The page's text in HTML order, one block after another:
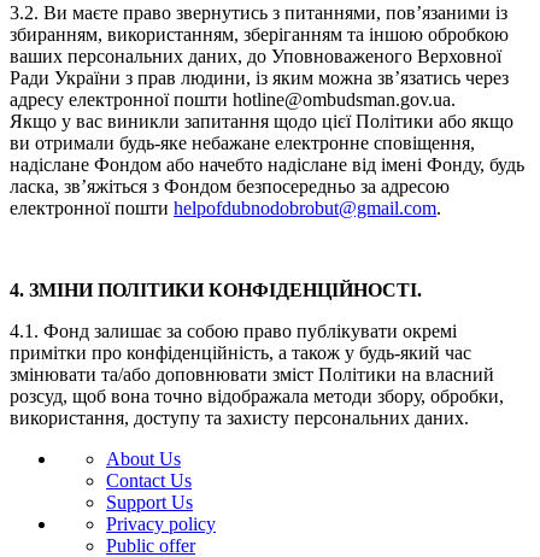
3.2. Ви маєте право звернутись з питаннями, пов’язаними із
збиранням, використанням, зберіганням та іншою обробкою
ваших персональних даних, до Уповноваженого Верховної
Ради України з прав людини, із яким можна зв’язатись через
адресу електронної пошти hotline@ombudsman.gov.ua.
Якщо у вас виникли запитання щодо цієї Політики або якщо
ви отримали будь-яке небажане електронне сповіщення,
надіслане Фондом або начебто надіслане від імені Фонду, будь
ласка, зв’яжіться з Фондом безпосередньо за адресою
електронної пошти helpofdubnodobrobut@gmail.com.
4. ЗМІНИ ПОЛІТИКИ КОНФІДЕНЦІЙНОСТІ.
4.1. Фонд залишає за собою право публікувати окремі
примітки про конфіденційність, а також у будь-який час
змінювати та/або доповнювати зміст Політики на власний
розсуд, щоб вона точно відображала методи збору, обробки,
використання, доступу та захисту персональних даних.
About Us
Contact Us
Support Us
Privacy policy
Public offer